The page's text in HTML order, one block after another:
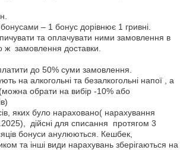
– 1 бонус дорівнює 1 гривні.
та оплачувати ними замовлення в
ж замовлення доставки.
до 50% суми замовлення.
на алкогольні та безалкогольні напої , а
обрати на вибір -10% або
яких було нараховано( нарахування
дійсні для списання протягом 3
бонуси анулюються. Кешбек,
та інші види нарахувань зберігаються на